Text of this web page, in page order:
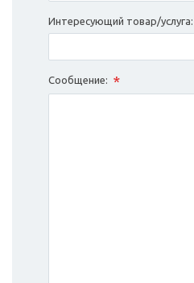
Интересующий товар/услуга:
Сообщение: *